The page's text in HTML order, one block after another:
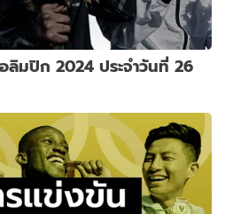
ลิมปิก 2024 ประจำวันที่ 26